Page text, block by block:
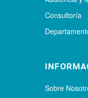
Consultoría
Sobre